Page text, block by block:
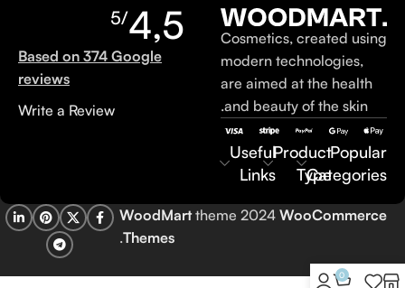
Cosmetics, created using
modern technologies,
are aimed at the health
and beauty of the skin.
Popular
Categories
Product
Type
Useful
Links
4,5
/5
Based on 374 Google
reviews
Write a Review
WoodMarttheme 2024 WooCommerce
Themes
.
0